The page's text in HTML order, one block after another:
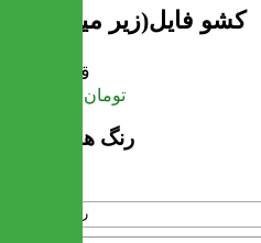
کشو فایل(زیر میزی) هانا
قیمت
تومان
رنگ های موجود
رنگبندی متنوع